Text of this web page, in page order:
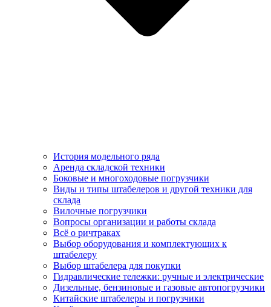
История модельного ряда
Аренда складской техники
Боковые и многоходовые погрузчики
Виды и типы штабелеров и другой техники для
склада
Вилочные погрузчики
Вопросы организации и работы склада
Всё о ричтраках
Выбор оборудования и комплектующих к
штабелеру
Выбор штабелера для покупки
Гидравлические тележки: ручные и электрические
Дизельные, бензиновые и газовые автопогрузчики
Китайские штабелеры и погрузчики